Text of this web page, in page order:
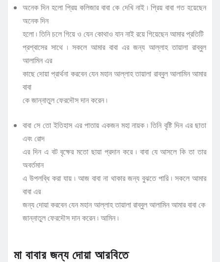
অনেক দিন হলো প্রিয় কলিজার বাবা কে দেখি নাই ৷ প্রিয় বাবা গত হয়েছেন
অনেক দিন
হলো ৷ তিনি চলে গিয়ে ও যেন কোথাও যান নাই রয়ে গিয়েছেন আমার প্রতিটি
প্রশ্বাসের সাথে ৷ সকলে আমার বাবা এর জন্য আল্লাহ তায়ালা রাব্বুল
আলামিন এর
কাছে দোয়া প্রার্থনা করবেন যেন মহান আল্লাহ তায়ালা রাব্বুল আলামিন আমার
বাবা
কে জান্নাতুল ফেরদৌস দান করেন ৷
বাবা সে তো ইতিহাস এর পাতায় একজন মহা নায়ক ৷ তিনি বৃষ্টি দিন এর ছাতা
এবং রোদ
এর দিন এ বট বৃক্ষের মতো ছায়া প্রদান করে ৷ বাবা যে আসলে কি তা তার
অবর্তমান
এ উপলব্ধি করা যায় ৷ আজ বাবা না থাকার জন্য বুঝতে পারি ৷ সকলে আমার
বাবা এর
জন্য দোয়া করবেন যেন মহান আল্লাহ তায়ালা রাব্বুল আলামিন আমার বাবা কে
জান্নাতুল ফেরদৌস দান করেন ৷ আমিন ৷
মা বাবার জন্য দোয়া আরবিতে